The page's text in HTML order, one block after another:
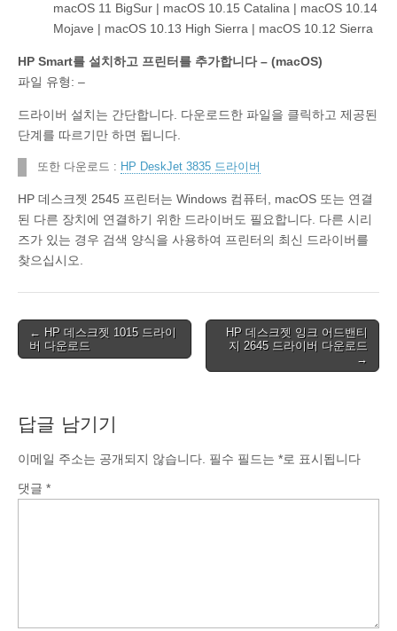
macOS 11 BigSur | macOS 10.15 Catalina | macOS 10.14
Mojave | macOS 10.13 High Sierra | macOS 10.12 Sierra
HP Smart를 설치하고 프린터를 추가합니다 – (macOS)
파일 유형: –
드라이버 설치는 간단합니다. 다운로드한 파일을 클릭하고 제공된
단계를 따르기만 하면 됩니다.
또한 다운로드 : HP DeskJet 3835 드라이버
HP 데스크젯 2545 프린터는 Windows 컴퓨터, macOS 또는 연결
된 다른 장치에 연결하기 위한 드라이버도 필요합니다. 다른 시리
즈가 있는 경우 검색 양식을 사용하여 프린터의 최신 드라이버를
찾으십시오.
Post
navigation
← HP 데스크젯 1015 드라이
버 다운로드
HP 데스크젯 잉크 어드밴티
지 2645 드라이버 다운로드
→
답글 남기기
이메일 주소는 공개되지 않습니다. 필수 필드는 *로 표시됩니다
댓글 *